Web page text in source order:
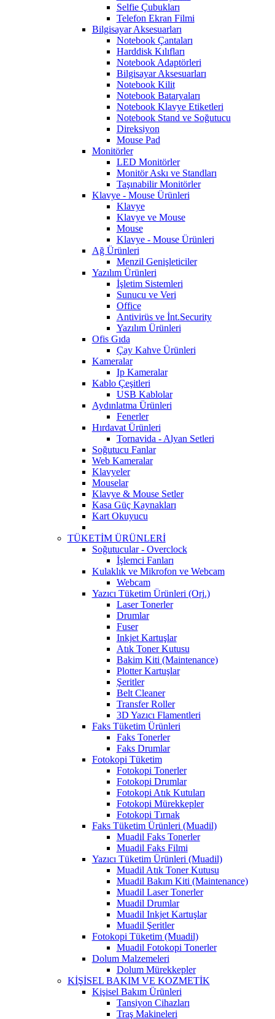
Selfie Çubukları
Telefon Ekran Filmi
Bilgisayar Aksesuarları
Notebook Çantaları
Harddisk Kılıfları
Notebook Adaptörleri
Bilgisayar Aksesuarları
Notebook Kilit
Notebook Bataryaları
Notebook Klavye Etiketleri
Notebook Stand ve Soğutucu
Direksiyon
Mouse Pad
Monitörler
LED Monitörler
Monitör Askı ve Standları
Taşınabilir Monitörler
Klavye - Mouse Ürünleri
Klavye
Klavye ve Mouse
Mouse
Klavye - Mouse Ürünleri
Ağ Ürünleri
Menzil Genişleticiler
Yazılım Ürünleri
İşletim Sistemleri
Sunucu ve Veri
Office
Antivirüs ve İnt.Security
Yazılım Ürünleri
Ofis Gıda
Çay Kahve Ürünleri
Kameralar
Ip Kameralar
Kablo Çeşitleri
USB Kablolar
Aydınlatma Ürünleri
Fenerler
Hırdavat Ürünleri
Tornavida - Alyan Setleri
Soğutucu Fanlar
Web Kameralar
Klavyeler
Mouselar
Klavye & Mouse Setler
Kasa Güç Kaynakları
Kart Okuyucu
TÜKETİM ÜRÜNLERİ
Soğutucular - Overclock
İşlemci Fanları
Kulaklık ve Mikrofon ve Webcam
Webcam
Yazıcı Tüketim Ürünleri (Orj.)
Laser Tonerler
Drumlar
Fuser
Inkjet Kartuşlar
Atık Toner Kutusu
Bakim Kiti (Maintenance)
Plotter Kartuşlar
Şeritler
Belt Cleaner
Transfer Roller
3D Yazıcı Flamentleri
Faks Tüketim Ürünleri
Faks Tonerler
Faks Drumlar
Fotokopi Tüketim
Fotokopi Tonerler
Fotokopi Drumlar
Fotokopi Atık Kutuları
Fotokopi Mürekkepler
Fotokopi Tırnak
Faks Tüketim Ürünleri (Muadil)
Muadil Faks Tonerler
Muadil Faks Filmi
Yazıcı Tüketim Ürünleri (Muadil)
Muadil Atık Toner Kutusu
Muadil Bakım Kiti (Maintenance)
Muadil Laser Tonerler
Muadil Drumlar
Muadil Inkjet Kartuşlar
Muadil Şeritler
Fotokopi Tüketim (Muadil)
Muadil Fotokopi Tonerler
Dolum Malzemeleri
Dolum Mürekkepler
KİŞİSEL BAKIM VE KOZMETİK
Kişisel Bakım Ürünleri
Tansiyon Cihazları
Traş Makineleri